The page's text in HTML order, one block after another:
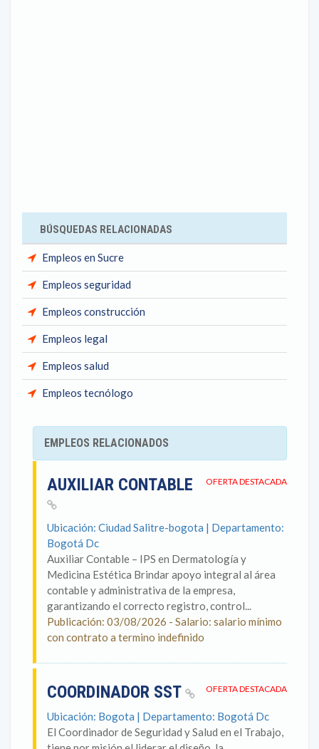
BÚSQUEDAS RELACIONADAS
Empleos en Sucre
Empleos seguridad
Empleos construcción
Empleos legal
Empleos salud
Empleos tecnólogo
EMPLEOS RELACIONADOS
OFERTA DESTACADA
AUXILIAR CONTABLE
Ubicación: Ciudad Salitre-bogota | Departamento:
Bogotá Dc
Auxiliar Contable – IPS en Dermatología y
Medicina Estética Brindar apoyo integral al área
contable y administrativa de la empresa,
garantizando el correcto registro, control...
Publicación: 03/08/2026 - Salario: salario mínimo
con contrato a termino indefinido
OFERTA DESTACADA
COORDINADOR SST
Ubicación: Bogota | Departamento: Bogotá Dc
El Coordinador de Seguridad y Salud en el Trabajo,